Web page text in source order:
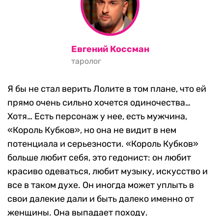
Евгений Коссман
таролог
Я бы не стал верить Лолите в том плане, что ей
прямо очень сильно хочется одиночества…
Хотя… Есть персонаж у нее, есть мужчина,
«Король Кубков», но она не видит в нем
потенциала и серьезности. «Король Кубков»
больше любит себя, это гедонист: он любит
красиво одеваться, любит музыку, искусство и
все в таком духе. Он иногда может уплыть в
свои далекие дали и быть далеко именно от
женщины. Она выпадает походу.